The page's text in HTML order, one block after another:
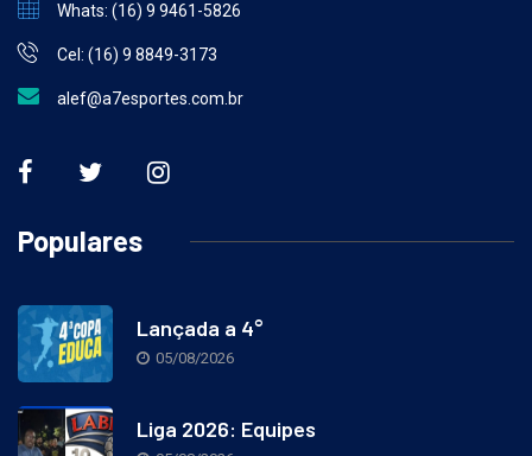
Whats: (16) 9 9461-5826
Cel: (16) 9 8849-3173
alef@a7esportes.com.br
Populares
Lançada a 4°
05/08/2026
Liga 2026: Equipes